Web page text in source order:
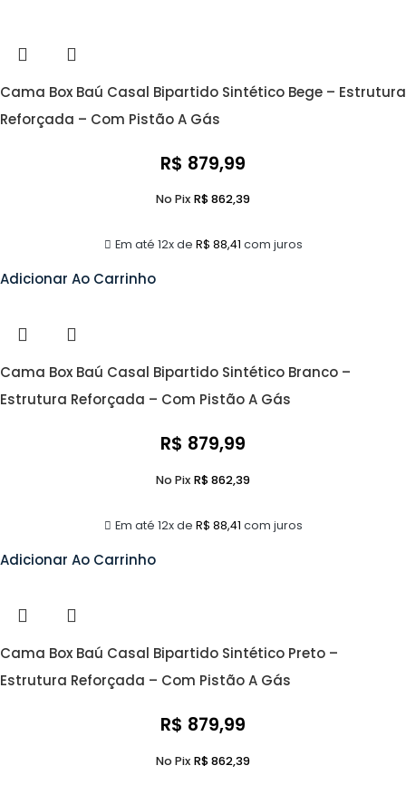
Cama Box Baú Casal Bipartido Sintético Bege – Estrutura
Reforçada – Com Pistão A Gás
R$ 879,99
Em até 12x de R$ 88,41 com juros
No Pix R$862,39
Adicionar Ao Carrinho
Cama Box Baú Casal Bipartido Sintético Branco –
Estrutura Reforçada – Com Pistão A Gás
R$ 879,99
Em até 12x de R$ 88,41 com juros
No Pix R$862,39
Adicionar Ao Carrinho
Cama Box Baú Casal Bipartido Sintético Preto –
Estrutura Reforçada – Com Pistão A Gás
R$ 879,99
No Pix R$862,39